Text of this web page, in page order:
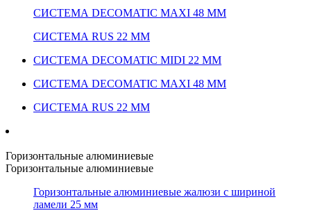
СИСТЕМА DECOMATIC MAXI 48 ММ
СИСТЕМА RUS 22 ММ
СИСТЕМА DECOMATIC MIDI 22 ММ
СИСТЕМА DECOMATIC MAXI 48 ММ
СИСТЕМА RUS 22 ММ
Горизонтальные алюминиевые
Горизонтальные алюминиевые
Горизонтальные алюминиевые жалюзи с шириной
ламели 25 мм